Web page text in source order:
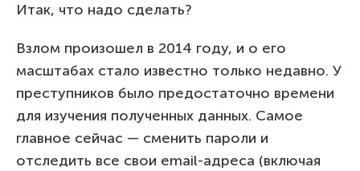
Итак, что надо сделать?
Взлом произошел в 2014 году, и о его
масштабах стало известно только недавно. У
преступников было предостаточно времени
для изучения полученных данных. Самое
главное сейчас — сменить пароли и
отследить все свои email-адреса (включая